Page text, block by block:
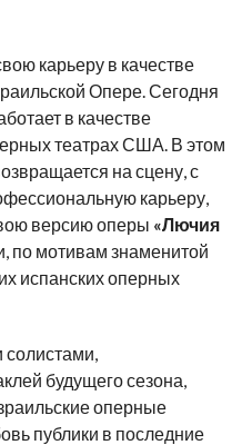
карьеру в качестве
Опере. Сегодня
в качестве
театрах США. В этом
на сцену, с
карьеру,
версию оперы «Лючия
по мотивам знаменитой
испанских оперных
будущего сезона,
оперные
публики в последние